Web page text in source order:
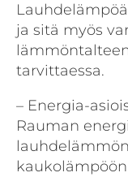
ja sitä myös
tarvittaessa.
– Energia-
Rauman